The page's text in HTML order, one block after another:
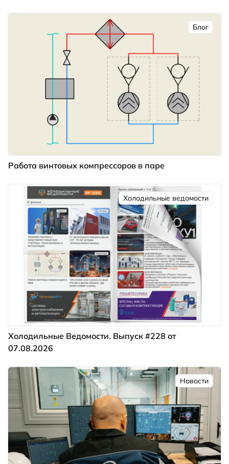
Блог
Работа винтовых компрессоров в паре
Холодильные ведомости
Холодильные Ведомости. Выпуск #228 от
07.08.2026
Новости